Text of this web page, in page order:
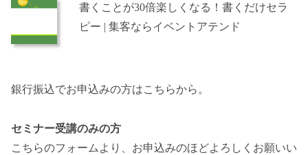
書くことが30倍楽しくなる！書くだけセラ
ピー | 集客ならイベントアテンド
銀行振込でお申込みの方はこちらから。
セミナー受講のみの方
こちらのフォームより、お申込みのほどよろしくお願いい